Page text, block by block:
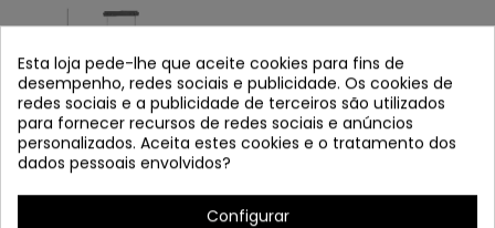
Esta loja pede-lhe que aceite cookies para fins de
desempenho, redes sociais e publicidade. Os cookies de
redes sociais e a publicidade de terceiros são utilizados
para fornecer recursos de redes sociais e anúncios
personalizados. Aceita estes cookies e o tratamento dos
dados pessoais envolvidos?
Configurar